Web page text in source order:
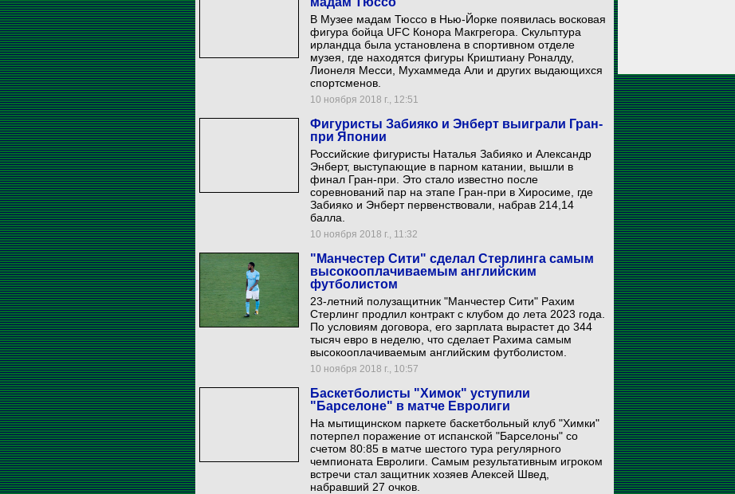
В Музее мадам Тюссо в Нью-Йорке появилась восковая
фигура бойца UFC Конора Макгрегора. Скульптура
ирландца была установлена в спортивном отделе
музея, где находятся фигуры Криштиану Роналду,
Лионеля Месси, Мухаммеда Али и других выдающихся
спортсменов.
10 ноября 2018 г., 12:51
Фигуристы Забияко и Энберт выиграли Гран-
при Японии
Российские фигуристы Наталья Забияко и Александр
Энберт, выступающие в парном катании, вышли в
финал Гран-при. Это стало известно после
соревнований пар на этапе Гран-при в Хиросиме, где
Забияко и Энберт первенствовали, набрав 214,14
балла.
10 ноября 2018 г., 11:32
"Манчестер Сити" сделал Стерлинга самым
высокооплачиваемым английским
футболистом
23-летний полузащитник "Манчестер Сити" Рахим
Стерлинг продлил контракт с клубом до лета 2023 года.
По условиям договора, его зарплата вырастет до 344
тысяч евро в неделю, что сделает Рахима самым
высокооплачиваемым английским футболистом.
10 ноября 2018 г., 10:57
Баскетболисты "Химок" уступили
"Барселоне" в матче Евролиги
На мытищинском паркете баскетбольный клуб "Химки"
потерпел поражение от испанской "Барселоны" со
счетом 80:85 в матче шестого тура регулярного
чемпионата Евролиги. Самым результативным игроком
встречи стал защитник хозяев Алексей Швед,
набравший 27 очков.